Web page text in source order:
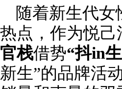
随着新生代
热点，作为悦
官栈借势“抖in
新生”的品牌活